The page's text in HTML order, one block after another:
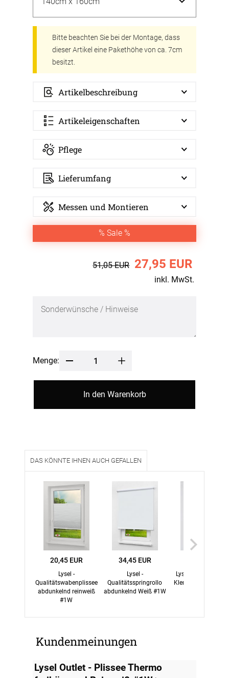
Bitte beachten Sie bei der Montage, dass
dieser Artikel eine Pakethöhe von ca. 7cm
besitzt.
Artikelbeschreibung
Artikeleigenschaften
Pflege
Lieferumfang
Messen und Montieren
% Sale %
51,05 EUR 27,95 EUR
inkl. MwSt.
Menge:
In den Warenkorb
DAS KÖNNTE IHNEN AUCH GEFALLEN
20,45 EUR
Lysel -
Qualitätswabenplissee
abdunkelnd reinweiß
#1W
34,45 EUR
Lysel -
Qualitätsspringrollo
abdunkelnd Weiß #1W
Lysel -
Klemmträger
Kundenmeinungen
Lysel Outlet - Plissee Thermo